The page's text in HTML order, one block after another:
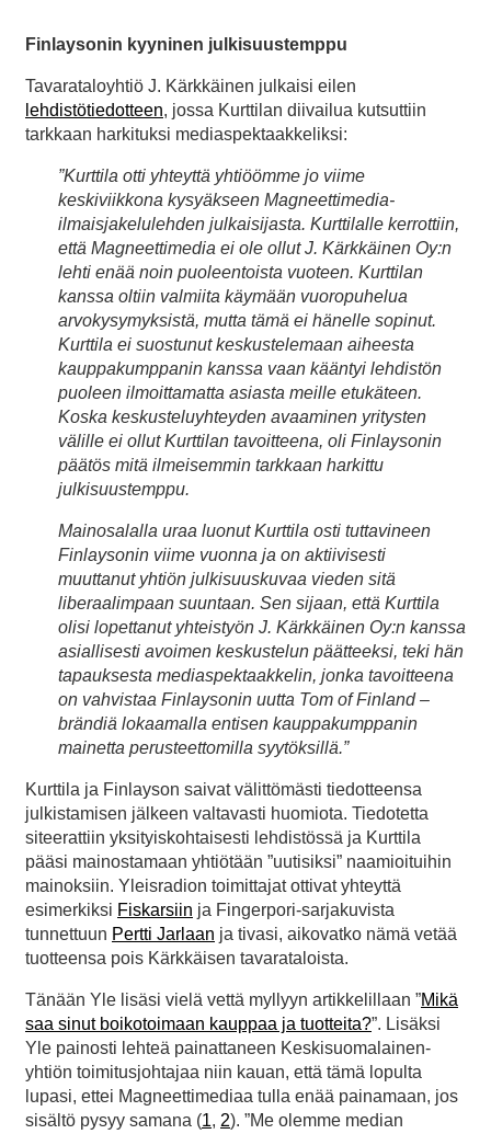
Finlaysonin kyyninen julkisuustemppu
Tavarataloyhtiö J. Kärkkäinen julkaisi eilen
lehdistötiedotteen, jossa Kurttilan diivailua kutsuttiin
tarkkaan harkituksi mediaspektaakkeliksi:
”Kurttila otti yhteyttä yhtiöömme jo viime
keskiviikkona kysyäkseen Magneettimedia-
ilmaisjakelulehden julkaisijasta. Kurttilalle kerrottiin,
että Magneettimedia ei ole ollut J. Kärkkäinen Oy:n
lehti enää noin puoleentoista vuoteen. Kurttilan
kanssa oltiin valmiita käymään vuoropuhelua
arvokysymyksistä, mutta tämä ei hänelle sopinut.
Kurttila ei suostunut keskustelemaan aiheesta
kauppakumppanin kanssa vaan kääntyi lehdistön
puoleen ilmoittamatta asiasta meille etukäteen.
Koska keskusteluyhteyden avaaminen yritysten
välille ei ollut Kurttilan tavoitteena, oli Finlaysonin
päätös mitä ilmeisemmin tarkkaan harkittu
julkisuustemppu.
Mainosalalla uraa luonut Kurttila osti tuttavineen
Finlaysonin viime vuonna ja on aktiivisesti
muuttanut yhtiön julkisuuskuvaa vieden sitä
liberaalimpaan suuntaan. Sen sijaan, että Kurttila
olisi lopettanut yhteistyön J. Kärkkäinen Oy:n kanssa
asiallisesti avoimen keskustelun päätteeksi, teki hän
tapauksesta mediaspektaakkelin, jonka tavoitteena
on vahvistaa Finlaysonin uutta Tom of Finland –
brändiä lokaamalla entisen kauppakumppanin
mainetta perusteettomilla syytöksillä.”
Kurttila ja Finlayson saivat välittömästi tiedotteensa
julkistamisen jälkeen valtavasti huomiota. Tiedotetta
siteerattiin yksityiskohtaisesti lehdistössä ja Kurttila
pääsi mainostamaan yhtiötään ”uutisiksi” naamioituihin
mainoksiin. Yleisradion toimittajat ottivat yhteyttä
esimerkiksi Fiskarsiin ja Fingerpori-sarjakuvista
tunnettuun Pertti Jarlaan ja tivasi, aikovatko nämä vetää
tuotteensa pois Kärkkäisen tavarataloista.
Tänään Yle lisäsi vielä vettä myllyyn artikkelillaan ”Mikä
saa sinut boikotoimaan kauppaa ja tuotteita?”. Lisäksi
Yle painosti lehteä painattaneen Keskisuomalainen-
yhtiön toimitusjohtajaa niin kauan, että tämä lopulta
lupasi, ettei Magneettimediaa tulla enää painamaan, jos
sisältö pysyy samana (1, 2). ”Me olemme median